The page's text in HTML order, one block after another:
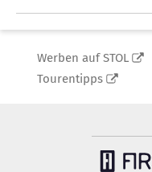
Werben auf STOL
Tourentipps